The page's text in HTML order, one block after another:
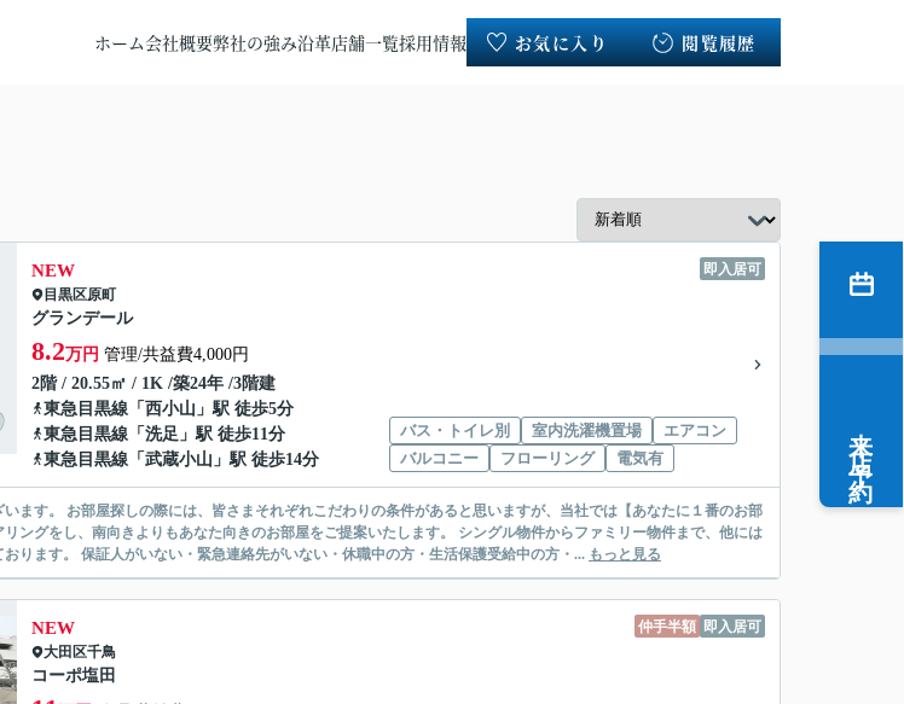
ホーム会社概要弊社の強み沿革店舗一覧採用情報 お気に入り 閲覧履歴
即入居可
NEW
目黒区原町
グランデール
8.2万円 管理/共益費4,000円
2階 / 20.55㎡ / 1K /築24年 /3階建
東急目黒線 「 西小山 」駅 徒歩5分
東急目黒線 「 洗足 」駅 徒歩11分
東急目黒線 「 武蔵小山 」駅 徒歩14分
バス・トイレ別 室内洗濯機置場
エアコン
バルコニー
フローリング 電気有
社では【あなたに１番のお部
きよりもあなた向きのお部屋をご提案いたします。 シングル物件からファミリー物件まで、他には
無い賃貸物件を豊富にご紹介しております。 保証人がいない・緊急連絡先がいない・休職中の方・生活保護受給中の方・... もっと見る
仲手半額 即入居可
NEW
大田区千鳥
コーポ塩田
来店予約